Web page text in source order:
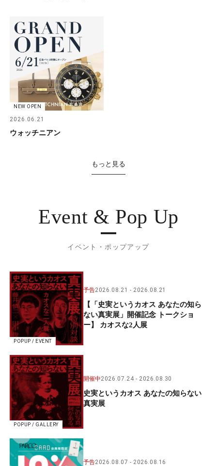
NEW OPEN
2026.06.21
ウォッチニアン
もっと見る
Event & Pop Up
イベント・ポップアップ
POPUP / EVENT
予告2026.08.21 2026.08.21
【「史実というカオス あなたの知ら
ない真実展」開催記念 トークショ
ー】 カオスな2人展
POPUP / GALLERY
開催中2026.07.24 2026.08.30
史実というカオス あなたの知らない
真実展
予告2026.08.07 2026.08.16